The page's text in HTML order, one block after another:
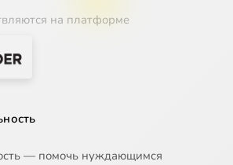
на платформе
— помочь нуждающимся